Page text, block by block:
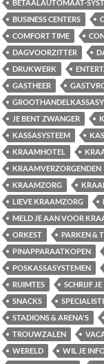
BETAALAUTOMAAT-
BUSINESS CENTERS
COMFORT TIME
DAGVOORZITTER
DRUKWERK
GASTHEER
JE BENT ZWANGER
KASSASYSTEEM
KRAAMHOTEL
KRAAMVERZORGENDEN
KRAAMZORG
LIEVE KRAAMZORG
MELD JE AAN VOOR
ORKEST
PARKEN &
PINAPPARAATKOPEN
POSKASSASYSTEMEN
RUIMTES
SCHRIJF
SNACKS
STADIONS & ARENA'S
TROUWZALEN
WERELD
WIL JE